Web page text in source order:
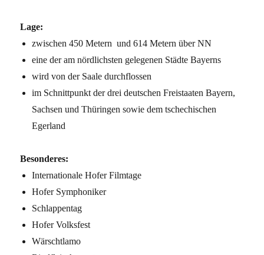
Lage:
zwischen 450 Metern und 614 Metern über NN
eine der am nördlichsten gelegenen Städte Bayerns
wird von der Saale durchflossen
im Schnittpunkt der drei deutschen Freistaaten Bayern,
Sachsen und Thüringen sowie dem tschechischen
Egerland
Besonderes:
Internationale Hofer Filmtage
Hofer Symphoniker
Schlappentag
Hofer Volksfest
Wärschtlamo